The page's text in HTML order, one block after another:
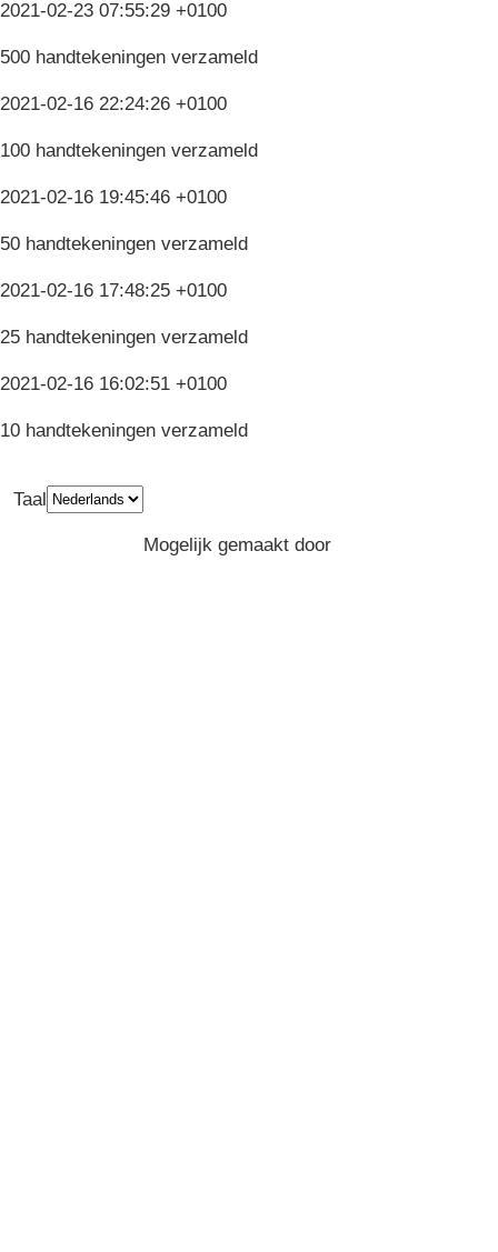
2021-02-23 07:55:29 +0100
500 handtekeningen verzameld
2021-02-16 22:24:26 +0100
100 handtekeningen verzameld
2021-02-16 19:45:46 +0100
50 handtekeningen verzameld
2021-02-16 17:48:25 +0100
25 handtekeningen verzameld
2021-02-16 16:02:51 +0100
10 handtekeningen verzameld
Taal
Mogelijk gemaakt door